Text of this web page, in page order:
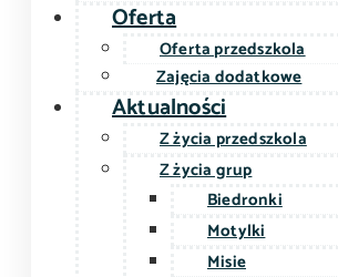
Oferta
Oferta przedszkola
Zajęcia dodatkowe
Aktualności
Z życia przedszkola
Z życia grup
Biedronki
Motylki
Misie